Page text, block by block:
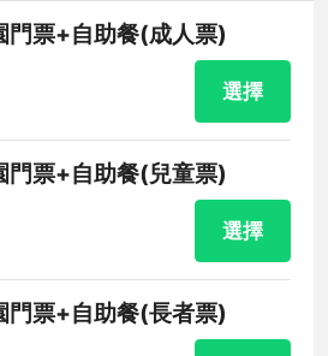
門票+自助餐(成人票)
選擇
門票+自助餐(兒童票)
選擇
門票+自助餐(長者票)